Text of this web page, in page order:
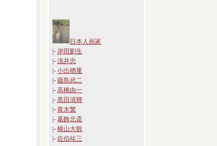
日本人画家
|- 岸田劉生
|- 浅井忠
|- 小出楢重
|- 藤島武二
|- 高橋由一
|- 黒田清輝
|- 青木繁
|- 葛飾北斎
|- 横山大観
|- 佐伯祐三